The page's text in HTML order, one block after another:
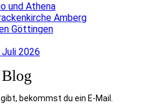
und Athena
Amberg
Göttingen
2026
bekommst du ein E-Mail.